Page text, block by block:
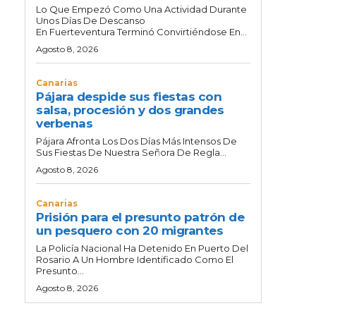
Lo Que Empezó Como Una Actividad Durante
Unos Días De Descanso
En Fuerteventura Terminó Convirtiéndose En...
Agosto 8, 2026
Canarias
Pájara despide sus fiestas con
salsa, procesión y dos grandes
verbenas
Pájara Afronta Los Dos Días Más Intensos De
Sus Fiestas De Nuestra Señora De Regla...
Agosto 8, 2026
Canarias
Prisión para el presunto patrón de
un pesquero con 20 migrantes
La Policía Nacional Ha Detenido En Puerto Del
Rosario A Un Hombre Identificado Como El
Presunto...
Agosto 8, 2026